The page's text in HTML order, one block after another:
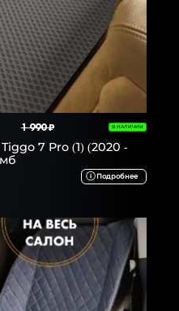
1 990 ₽ В НАЛИЧИИ
7 Pro (1) (2020 -
Подробнее